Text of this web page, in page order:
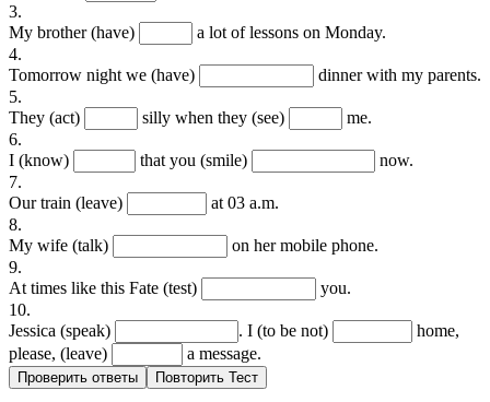
3.
My brother (have)
a lot of lessons on Monday.
4.
Tomorrow night we (have)
dinner with my parents.
5.
They (act)
silly when they (see)
me.
6.
I (know)
that you (smile)
now.
7.
Our train (leave)
at 03 a.m.
8.
My wife (talk)
on her mobile phone.
9.
At times like this Fate (test)
you.
10.
Jessica (speak)
. I (to be not)
home,
please, (leave)
a message.